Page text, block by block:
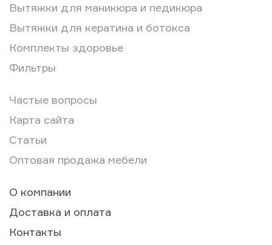
Вытяжки для маникюра и педикюра
Вытяжки для кератина и ботокса
Комплекты здоровье
Фильтры
Частые вопросы
Карта сайта
Статьи
Оптовая продажа мебели
О компании
Доставка и оплата
Контакты